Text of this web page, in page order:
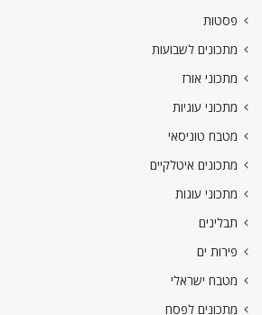
פסטות
מתכונים לשבועות
מתכוני אורז
מתכוני עוגיות
מטבח טוניסאי
מתכונים איטלקיים
מתכוני עוגות
תבלינים
פירות ים
מטבח ישראלי
מתכונים לפסח